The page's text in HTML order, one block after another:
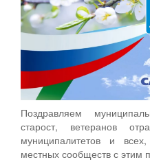
Поздравляем
старост, ветеранов
муниципалитетов и
местных сообществ с этим